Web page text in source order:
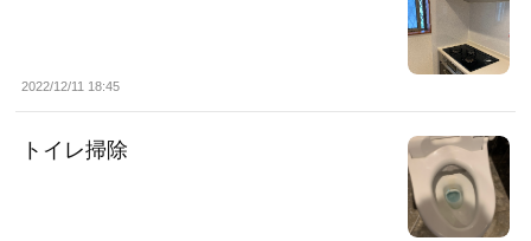
2022/12/11 18:45
トイレ掃除